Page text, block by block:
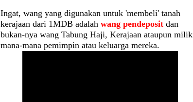
Ingat, wang yang digunakan untuk 'membeli' tanah
kerajaan dari 1MDB adalah wang pendeposit dan
bukan-nya wang Tabung Haji, Kerajaan ataupun milik
mana-mana pemimpin atau keluarga mereka.